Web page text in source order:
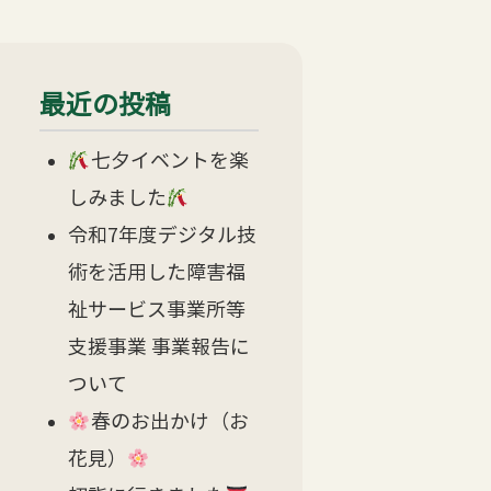
最近の投稿
七夕イベントを楽
しみました
令和7年度デジタル技
術を活用した障害福
祉サービス事業所等
支援事業 事業報告に
ついて
春のお出かけ（お
花見）